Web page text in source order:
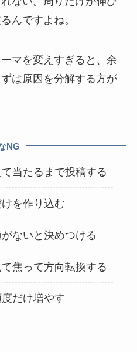
んですよね。
マを変えすぎると、余
は原因を分解する方が
NG
当たるまで投稿する
を作り込む
ないと決めつける
焦って方向転換する
だけ増やす